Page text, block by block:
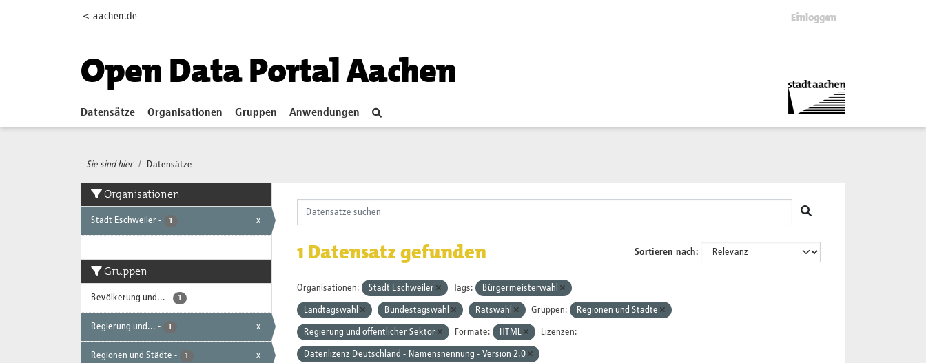
< aachen.de Einloggen
Open Data Portal Aachen
Datensätze Organisationen Gruppen Anwendungen
Sie sind hier Datensätze
Organisationen
Stadt Eschweiler - 1 x
Gruppen
Bevölkerung und... - 1
Regierung und... - 1 x
Regionen und Städte - 1 x
Sortieren nach
1 Datensatz gefunden
Organisationen: Stadt Eschweiler Tags: Bürgermeisterwahl
Landtagswahl Bundestagswahl Ratswahl Gruppen: Regionen und Städte
Regierung und öffentlicher Sektor Formate: HTML Lizenzen:
Datenlizenz Deutschland - Namensnennung - Version 2.0